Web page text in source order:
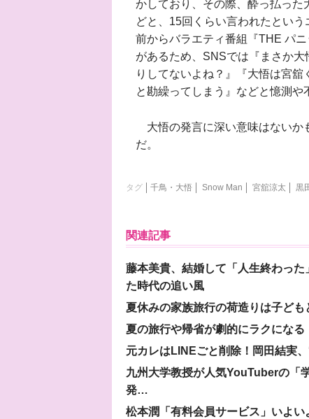
かしており、その際、酔っ払っ
どと、15回くらい言われたとい
前からバラエティ番組『THE パ
があるため、SNSでは『まさか
りしてないよね？』『大悟は宮
と勘繰ってしまう』などと憶測や
大悟の発言に深い意味はないか
だ。
タグ 千鳥・大悟 Snow Man 宮舘涼太 黒
関連記事
藤本美貴、結婚して「人生終わっ
た時代の追い風
夏休みの家族旅行の荷造りは子ど
夏の旅行や帰省が劇的にラクにな
元カレはLINEごと削除！岡田結実
九州大学教授が人気YouTuberの「
発…
松本潤「有料会員サービス」いよ